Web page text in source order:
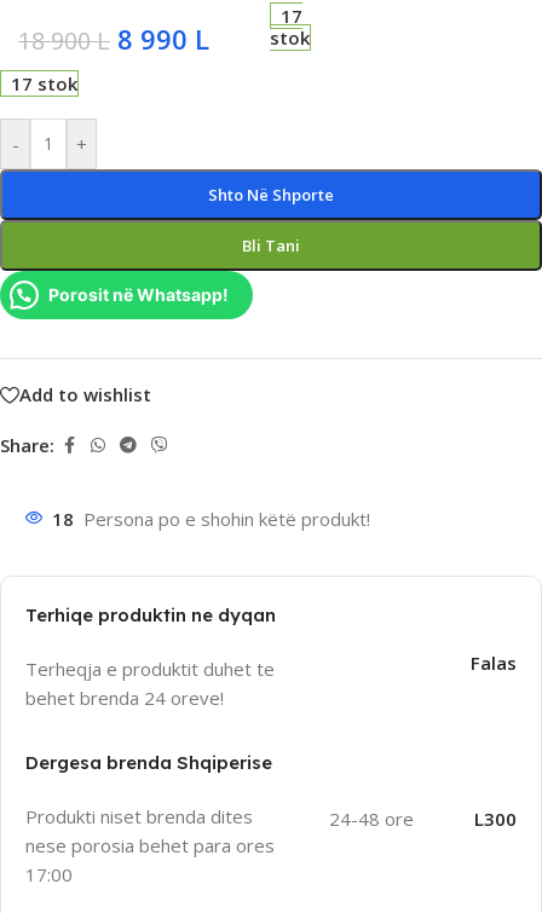
18 900L 8 990 L
17
stok
17 stok
- +
Shto Në Shporte
Bli Tani
Porosit në Whatsapp!
Add to wishlist
Share:
18 Persona po e shohin këtë produkt!
Terhiqe produktin ne dyqan
Terheqja e produktit duhet te
behet brenda 24 oreve!
Falas
Dergesa brenda Shqiperise
Produkti niset brenda dites
nese porosia behet para ores
17:00
24-48 ore L300